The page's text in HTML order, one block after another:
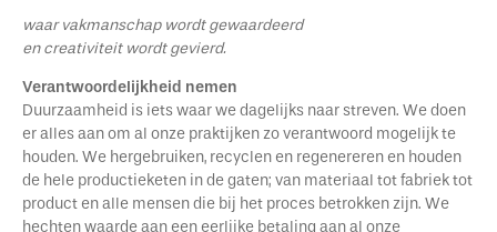
waar vakmanschap wordt gewaardeerd
en creativiteit wordt gevierd.
Verantwoordelijkheid nemen
Duurzaamheid is iets waar we dagelijks naar streven. We doen
er alles aan om al onze praktijken zo verantwoord mogelijk te
houden. We hergebruiken, recyclen en regenereren en houden
de hele productieketen in de gaten; van materiaal tot fabriek tot
product en alle mensen die bij het proces betrokken zijn. We
hechten waarde aan een eerlijke betaling aan al onze